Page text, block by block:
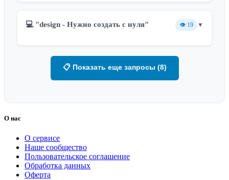
💻 "design - Нужно создать с нуля" 👁️ 19 ▼
📋 Показать еще запросы (8)
О нас
О сервисе
Наше сообщество
Пользовательское соглашение
Обработка данных
Оферта